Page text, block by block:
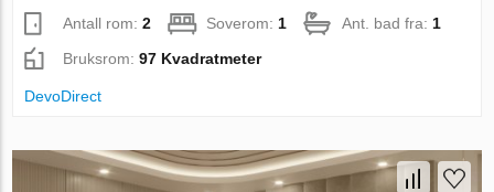
Antall rom:2 Soverom: 1 Ant. bad fra: 1
Bruksrom:97 Kvadratmeter
DevoDirect